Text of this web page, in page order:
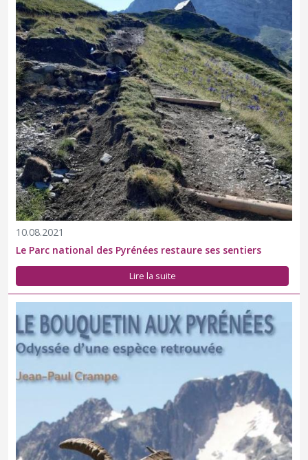
10.08.2021
Le Parc national des Pyrénées restaure ses sentiers
Lire la suite